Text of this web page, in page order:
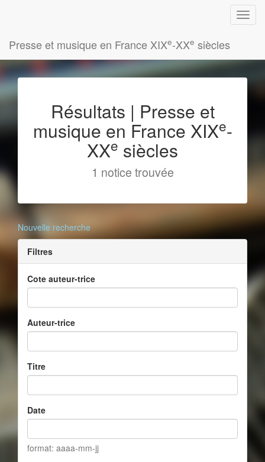
Presse et musique en France XIXe-XXe siècles
Résultats | Presse et
musique en France XIXe-
XXe siècles
1 notice trouvée
Nouvelle recherche
Filtres
Cote auteur-trice
Auteur-trice
Titre
Date
format: aaaa-mm-jj